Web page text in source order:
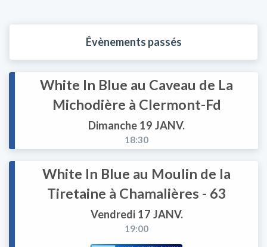
Évènements passés
White In Blue au Caveau de La
Michodière à Clermont-Fd
Dimanche 19 JANV.
18:30
White In Blue au Moulin de la
Tiretaine à Chamalières - 63
Vendredi 17 JANV.
19:00